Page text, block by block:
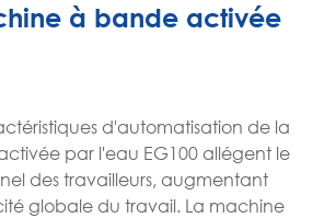
à bande activée
d'automatisation de la
par l'eau EG100 allégent le
des travailleurs, augmentant
globale du travail. La machine